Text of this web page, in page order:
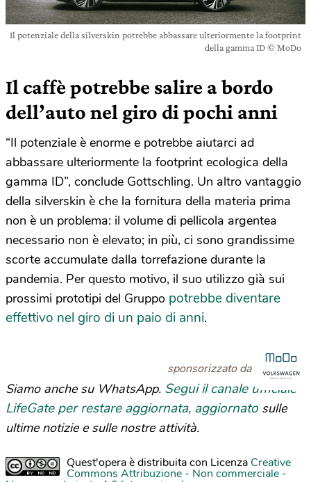
Il potenziale della silverskin potrebbe abbassare ulteriormente la footprint
della gamma ID © MoDo
Il caffè potrebbe salire a bordo
dell’auto nel giro di pochi anni
“Il potenziale è enorme e potrebbe aiutarci ad
abbassare ulteriormente la footprint ecologica della
gamma ID”, conclude Gottschling. Un altro vantaggio
della silverskin è che la fornitura della materia prima
non è un problema: il volume di pellicola argentea
necessario non è elevato; in più, ci sono grandissime
scorte accumulate dalla torrefazione durante la
pandemia. Per questo motivo, il suo utilizzo già sui
prossimi prototipi del Gruppo potrebbe diventare
effettivo nel giro di un paio di anni.
sponsorizzato da
Siamo anche su WhatsApp. Segui il canale ufficiale
LifeGate per restare aggiornata, aggiornato sulle
ultime notizie e sulle nostre attività.
Quest'opera è distribuita con Licenza Creative
Commons Attribuzione - Non commerciale -